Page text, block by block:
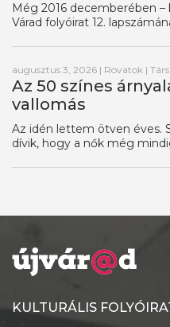
Még 2016 decemberében
Várad folyóirat 12.
augusztus 3, 2026 | Rovatok |
Az 50 színes
vallomás
Az idén lettem ötven éves.
dívik, hogy a nők még
KULTURÁLIS